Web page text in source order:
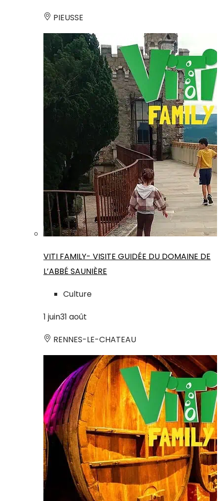
PIEUSSE
VITI FAMILY- VISITE GUIDÉE DU DOMAINE DE
L’ABBÉ SAUNIÈRE
Culture
1 juin31 août
RENNES-LE-CHATEAU